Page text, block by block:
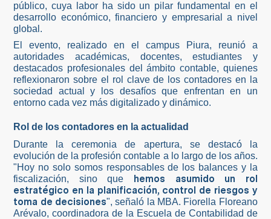
público, cuya labor ha sido un pilar fundamental en el
desarrollo económico, financiero y empresarial a nivel
global.
El evento, realizado en el campus Piura, reunió a
autoridades académicas, docentes, estudiantes y
destacados profesionales del ámbito contable, quienes
reflexionaron sobre el rol clave de los contadores en la
sociedad actual y los desafíos que enfrentan en un
entorno cada vez más digitalizado y dinámico.
Rol de los contadores en la actualidad
Durante la ceremonia de apertura, se destacó la
evolución de la profesión contable a lo largo de los años.
"Hoy no solo somos responsables de los balances y la
fiscalización, sino que hemos asumido un rol
estratégico en la planificación, control de riesgos y
toma de decisiones", señaló la MBA. Fiorella Floreano
Arévalo, coordinadora de la Escuela de Contabilidad de